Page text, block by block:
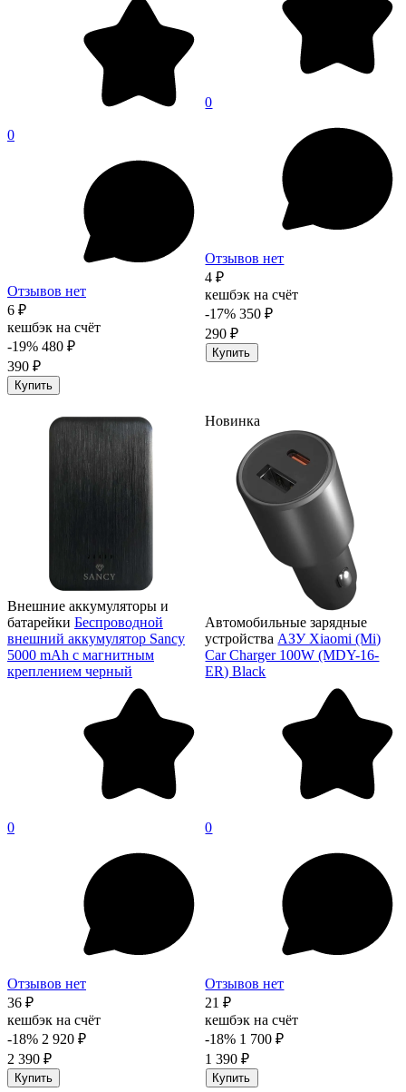
0
Отзывов нет
6 ₽
кешбэк на счёт
-19% 480 ₽
390 ₽
Купить
0
Отзывов нет
4 ₽
кешбэк на счёт
-17% 350 ₽
290 ₽
Купить
Внешние аккумуляторы и
батарейки Беспроводной
внешний аккумулятор Sancy
5000 mAh с магнитным
креплением черный
0
Отзывов нет
36 ₽
кешбэк на счёт
-18% 2 920 ₽
2 390 ₽
Купить
Новинка
Автомобильные зарядные
устройства АЗУ Xiaomi (Mi)
Car Charger 100W (MDY-16-
ER) Black
0
Отзывов нет
21 ₽
кешбэк на счёт
-18% 1 700 ₽
1 390 ₽
Купить